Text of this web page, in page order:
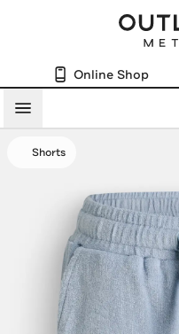
Online Shop
Menü
Shorts